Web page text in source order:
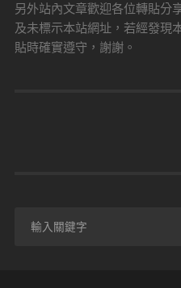
另外站內文章歡迎各位轉貼分
及未標示本站網址，若經發現
貼時確實遵守，謝謝。